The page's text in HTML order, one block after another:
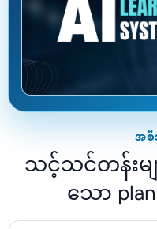
အစီ
သင့်သင်တန်း
သော